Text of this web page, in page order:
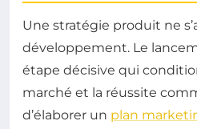
Une stratégie produit ne
développement. Le
étape décisive qui
marché et la réussite
d’élaborer un plan